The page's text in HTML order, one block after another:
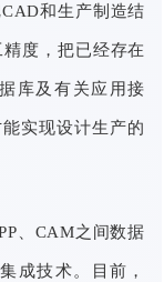
和生产制造结
度，把已经存在
库及有关应用接
实现设计生产的
、CAM之间数据
成技术。目前，